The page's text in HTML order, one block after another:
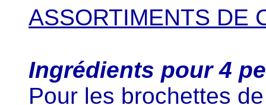
ASSORTIMENTS DE
Ingrédients pour 4
Pour les brochettes